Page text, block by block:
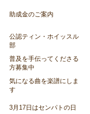
助成金のご案内
公認ティン・ホイッスル
部
普及を手伝ってくださる
方募集中
気になる曲を楽譜にしま
す
3月17日はセンパトの日